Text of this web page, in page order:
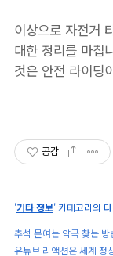
이상으로 자전거
대한 정리를 마칩
것은 안전 라이딩
공감
'기타 정보' 카테고리의
추석 문여는 약국 찾는 방
유튜브 리액션은 세계 정